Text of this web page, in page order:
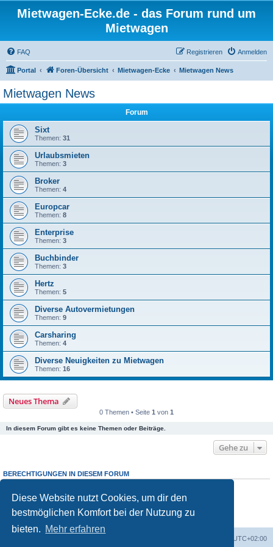
Diese Website nutzt Cookies, um dir den
bestmöglichen Komfort bei der Nutzung zu
bieten. Mehr erfahren
Mietwagen-Ecke.de - das Forum rund um
Mietwagen
FAQ Anmelden
Registrieren
Portal Foren-Übersicht Mietwagen-Ecke Mietwagen News
Mietwagen News
Forum
Sixt
Themen: 31
Urlaubsmieten
Themen: 3
Broker
Themen: 4
Europcar
Themen: 8
Enterprise
Themen: 3
Buchbinder
Themen: 3
Hertz
Themen: 5
Diverse Autovermietungen
Themen: 9
Carsharing
Themen: 4
Diverse Neuigkeiten zu Mietwagen
Themen: 16
Neues Thema
0 Themen • Seite 1 von 1
In diesem Forum gibt es keine Themen oder Beiträge.
Gehe zu
BERECHTIGUNGEN IN DIESEM FORUM
Du darfst
keine Antworten zu Themen in diesem Forum erstellen.
Du darfst deine Beiträge in diesem Forumnichtändern.
Du darfst deine Beiträge in diesem Forum nicht löschen.
keine
UTC+02:00